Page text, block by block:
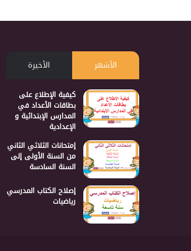
الأشهر الأخيرة
كيفية الإطلاع على
بطاقات الأعداد في
المدارس الإبتدائية و
الإعدادية
إمتحانات الثلاثي الثاني
من السنة الأولى إلى
السنة السادسة
إصلاح الكتاب المدرسي
رياضيات